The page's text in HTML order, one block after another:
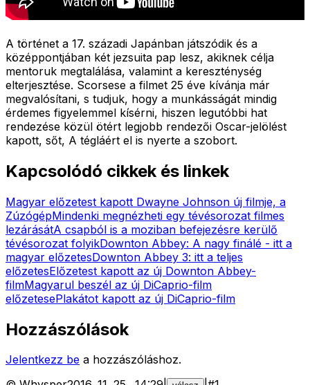
A történet a 17. századi Japánban játszódik és a
középpontjában két jezsuita pap lesz, akiknek célja
mentoruk megtalálása, valamint a kereszténység
elterjesztése. Scorsese a filmet 25 éve kívánja már
megvalósítani, s tudjuk, hogy a munkásságát mindig
érdemes figyelemmel kísérni, hiszen legutóbbi hat
rendezése közül ötért legjobb rendezői Oscar-jelölést
kapott, sőt, A tégláért el is nyerte a szobort.
Kapcsolódó cikkek és linkek
Magyar előzetest kapott Dwayne Johnson új filmje, a
ZúzógépMindenki megnézheti egy tévésorozat filmes
lezárásátA csapból is a moziban befejezésre kerülő
tévésorozat folyikDownton Abbey: A nagy finálé - itt a
magyar előzetesDownton Abbey 3: itt a teljes
előzetesElőzetest kapott az új Downton Abbey-
filmMagyarul beszél az új DiCaprio-film
előzetesePlakátot kapott az új DiCaprio-film
Hozzászólások
Jelentkezz be a hozzászóláshoz.